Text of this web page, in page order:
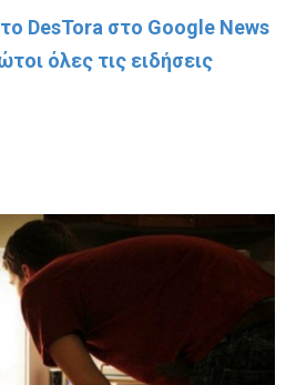
DesTora στο Google News
όλες τις ειδήσεις